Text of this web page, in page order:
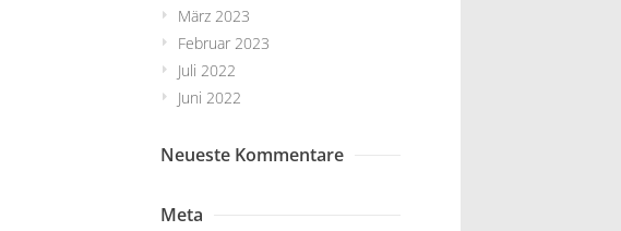
März 2023
Februar 2023
Juli 2022
Juni 2022
Neueste Kommentare
Meta